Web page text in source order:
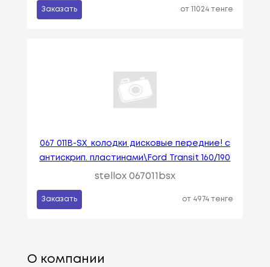
Заказать от 11024 тенге
067 011B-SX_колодки дисковые передние! с
антискрип. пластинами\Ford Transit 160/190
stellox 067011bsx
Заказать от 4974 тенге
О компании